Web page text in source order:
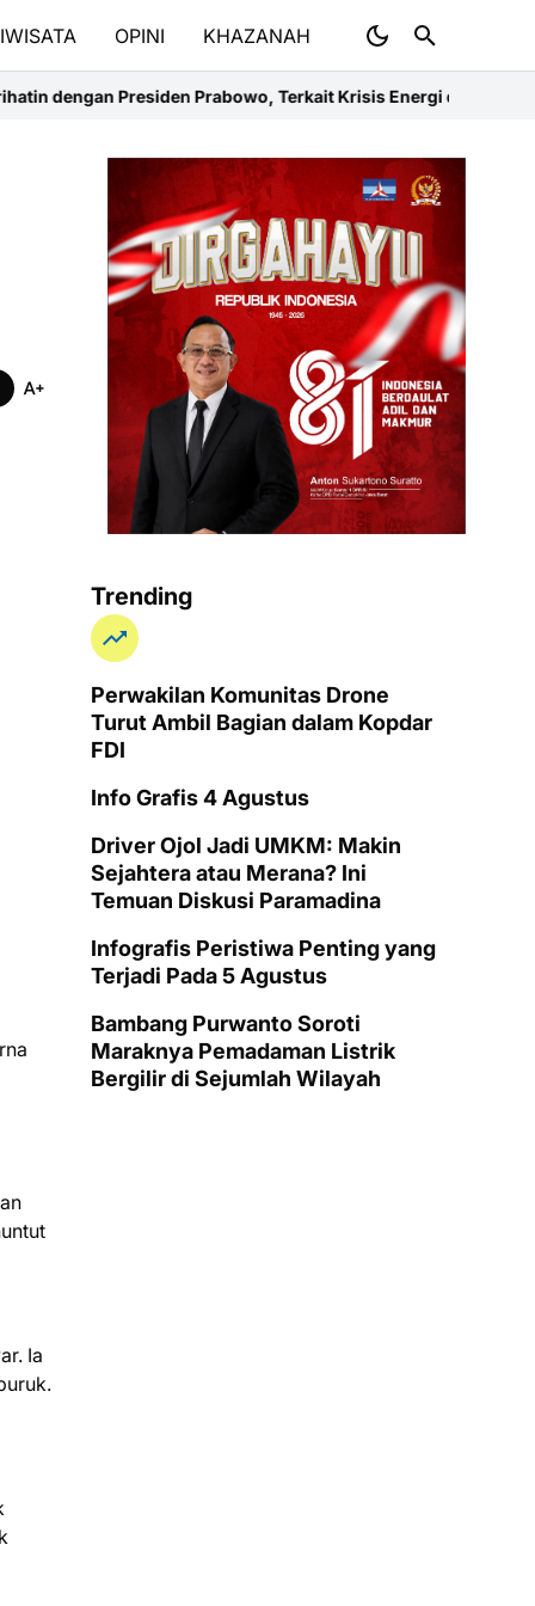
OPINI KHAZANAH
Prabowo, Terkait Krisis Energi di KaltengMau Giveaway
Ia
Trending
Perwakilan Komunitas Drone
Turut Ambil Bagian dalam Kopdar
FDI
Info Grafis 4 Agustus
Driver Ojol Jadi UMKM: Makin
Sejahtera atau Merana? Ini
Temuan Diskusi Paramadina
Infografis Peristiwa Penting yang
Terjadi Pada 5 Agustus
Bambang Purwanto Soroti
Maraknya Pemadaman Listrik
Bergilir di Sejumlah Wilayah